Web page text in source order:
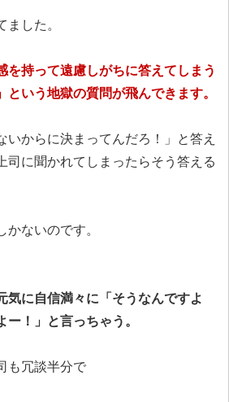
ました。
を持って遠慮しがちに答えてしまう
という地獄の質問が飛んできます。
いからに決まってんだろ！」と答え
司に聞かれてしまったらそう答える
かないのです。
気に自信満々に「そうなんですよ
！」と言っちゃう。
も冗談半分で